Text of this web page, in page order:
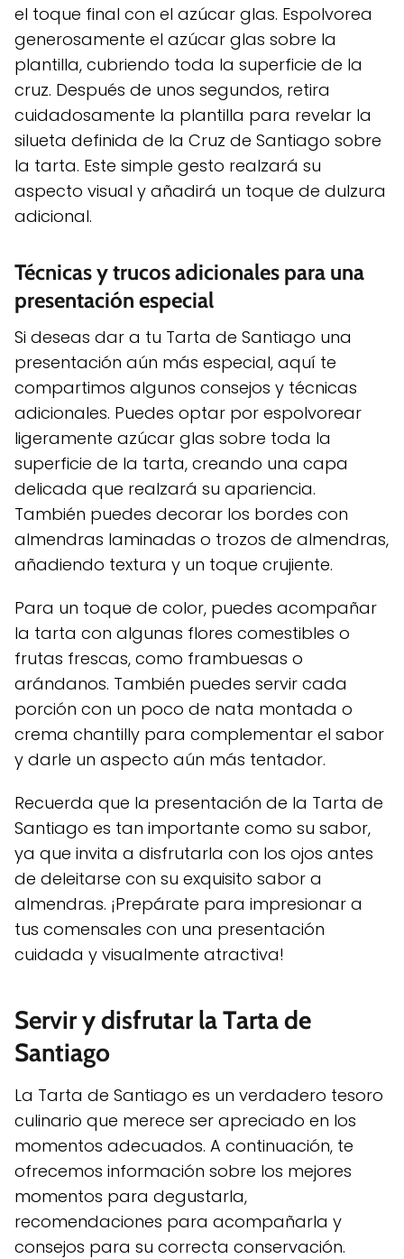
el toque final con el azúcar glas. Espolvorea
generosamente el azúcar glas sobre la
plantilla, cubriendo toda la superficie de la
cruz. Después de unos segundos, retira
cuidadosamente la plantilla para revelar la
silueta definida de la Cruz de Santiago sobre
la tarta. Este simple gesto realzará su
aspecto visual y añadirá un toque de dulzura
adicional.
Técnicas y trucos adicionales para una
presentación especial
Si deseas dar a tu Tarta de Santiago una
presentación aún más especial, aquí te
compartimos algunos consejos y técnicas
adicionales. Puedes optar por espolvorear
ligeramente azúcar glas sobre toda la
superficie de la tarta, creando una capa
delicada que realzará su apariencia.
También puedes decorar los bordes con
almendras laminadas o trozos de almendras,
añadiendo textura y un toque crujiente.
Para un toque de color, puedes acompañar
la tarta con algunas flores comestibles o
frutas frescas, como frambuesas o
arándanos. También puedes servir cada
porción con un poco de nata montada o
crema chantilly para complementar el sabor
y darle un aspecto aún más tentador.
Recuerda que la presentación de la Tarta de
Santiago es tan importante como su sabor,
ya que invita a disfrutarla con los ojos antes
de deleitarse con su exquisito sabor a
almendras. ¡Prepárate para impresionar a
tus comensales con una presentación
cuidada y visualmente atractiva!
Servir y disfrutar la Tarta de
Santiago
La Tarta de Santiago es un verdadero tesoro
culinario que merece ser apreciado en los
momentos adecuados. A continuación, te
ofrecemos información sobre los mejores
momentos para degustarla,
recomendaciones para acompañarla y
consejos para su correcta conservación.